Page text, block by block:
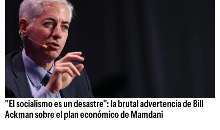
"El socialismo es un desastre": la brutal advertencia de Bill
Ackman sobre el plan económico de Mamdani